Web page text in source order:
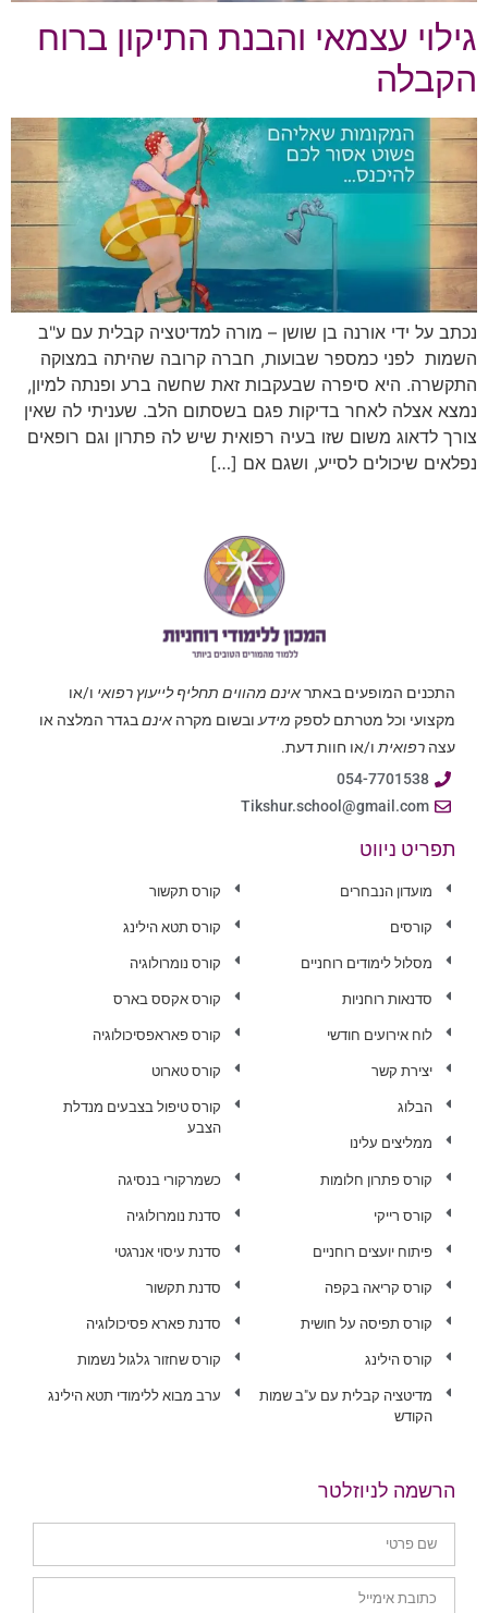
גילוי עצמאי והבנת התיקון ברוח
הקבלה
נכתב על ידי אורנה בן שושן – מורה למדיטציה קבלית עם ע"ב
השמות לפני כמספר שבועות, חברה קרובה שהיתה במצוקה
התקשרה. היא סיפרה שבעקבות זאת שחשה ברע ופנתה למיון,
נמצא אצלה לאחר בדיקות פגם בשסתום הלב. שעניתי לה שאין
צורך לדאוג משום שזו בעיה רפואית שיש לה פתרון וגם רופאים
נפלאים שיכולים לסייע, ושגם אם […]
התכנים המופעים באתראינם מהווים תחליף לייעוץ רפואי ו/או
מקצועי וכל מטרתם לספק מידעובשום מקרה אינםבגדר המלצה או
עצה רפואיתו/או חוות דעת.
054-7701538
Tikshur.school@gmail.com
תפריט ניווט
מועדון הנבחרים
קורסים
מסלול לימודים רוחניים
סדנאות רוחניות
לוח אירועים חודשי
יצירת קשר
הבלוג
ממליצים עלינו
קורס תקשור
קורס תטא הילינג
קורס נומרולוגיה
קורס אקסס בארס
קורס פאראפסיכולוגיה
קורס טארוט
קורס טיפול בצבעים מנדלת
הצבע
קורס פתרון חלומות
קורס רייקי
פיתוח יועצים רוחניים
קורס קריאה בקפה
קורס תפיסה על חושית
קורס הילינג
מדיטציה קבלית עם ע"ב שמות
הקודש
כשמרקורי בנסיגה
סדנת נומרולוגיה
סדנת עיסוי אנרגטי
סדנת תקשור
סדנת פארא פסיכולוגיה
קורס שחזור גלגול נשמות
ערב מבוא ללימודי תטא הילינג
הרשמה לניוזלטר